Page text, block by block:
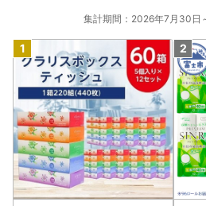
集計期間：2026年7月30日